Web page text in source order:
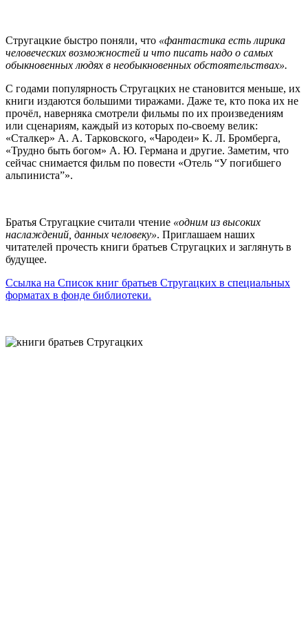
Стругацкие быстро поняли, что «фантастика есть лирика
человеческих возможностей и что писать надо о самых
обыкновенных людях в необыкновенных обстоятельствах».
С годами популярность Стругацких не становится меньше, их
книги издаются большими тиражами. Даже те, кто пока их не
прочёл, наверняка смотрели фильмы по их произведениям
или сценариям, каждый из которых по-своему велик:
«Сталкер» А. А. Тарковского, «Чародеи» К. Л. Бромберга,
«Трудно быть богом» А. Ю. Германа и другие. Заметим, что
сейчас снимается фильм по повести «Отель “У погибшего
альпиниста”».
Братья Стругацкие считали чтение «одним из высоких
наслаждений, данных человеку». Приглашаем наших
читателей прочесть книги братьев Стругацких и заглянуть в
будущее.
Ссылка на Список книг братьев Стругацких в специальных
форматах в фонде библиотеки.